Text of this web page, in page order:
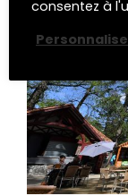
consentez à